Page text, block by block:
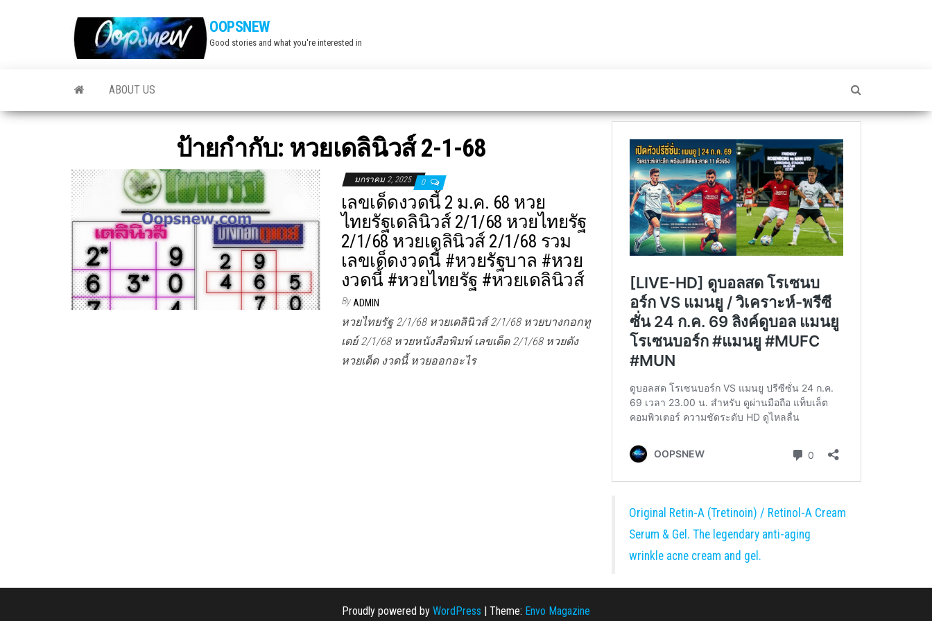
OOPSNEW
Good stories and what you're interested in
ABOUT US
ป้ายกำกับ: หวยเดลินิวส์ 2-1-68
มกราคม 2, 2025 0
เลขเด็ดงวดนี้ 2 ม.ค. 68 หวย
ไทยรัฐเดลินิวส์ 2/1/68 หวยไทยรัฐ
2/1/68 หวยเดลินิวส์ 2/1/68 รวม
เลขเด็ดงวดนี้ #หวยรัฐบาล #หวย
งวดนี้ #หวยไทยรัฐ #หวยเดลินิวส์
By ADMIN
หวยไทยรัฐ 2/1/68 หวยเดลินิวส์ 2/1/68 หวยบางกอกทู
เดย์ 2/1/68 หวยหนังสือพิมพ์ เลขเด็ด 2/1/68 หวยดัง
หวยเด็ด งวดนี้ หวยออกอะไร
Original Retin-A (Tretinoin) / Retinol-A Cream
Serum & Gel. The legendary anti-aging
wrinkle acne cream and gel.
Proudly powered by WordPress | Theme: Envo Magazine